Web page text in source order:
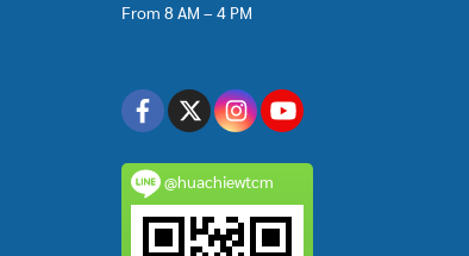
From 8 AM – 4 PM
@huachiewtcm